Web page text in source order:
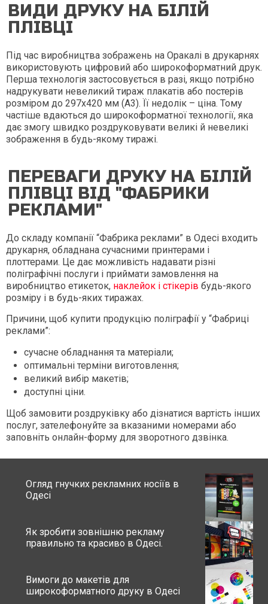
ВИДИ ДРУКУ НА БІЛІЙ
ПЛІВЦІ
Під час виробництва зображень на Оракалі в друкарнях
використовують цифровий або широкоформатний друк.
Перша технологія застосовується в разі, якщо потрібно
надрукувати невеликий тираж плакатів або постерів
розміром до 297х420 мм (A3). Її недолік – ціна. Тому
частіше вдаються до широкоформатної технології, яка
дає змогу швидко роздруковувати великі й невеликі
зображення в будь-якому тиражі.
ПЕРЕВАГИ ДРУКУ НА БІЛІЙ
ПЛІВЦІ ВІД "ФАБРИКИ
РЕКЛАМИ"
До складу компанії “Фабрика реклами” в Одесі входить
друкарня, обладнана сучасними принтерами і
плоттерами. Це дає можливість надавати різні
поліграфічні послуги і приймати замовлення на
виробництво етикеток, наклейок і стікерів будь-якого
розміру і в будь-яких тиражах.
Причини, щоб купити продукцію поліграфії у “Фабриці
реклами”:
сучасне обладнання та матеріали;
оптимальні терміни виготовлення;
великий вибір макетів;
доступні ціни.
Щоб замовити роздруківку або дізнатися вартість інших
послуг, зателефонуйте за вказаними номерами або
заповніть онлайн-форму для зворотного дзвінка.
Огляд гнучких рекламних носіїв в
Одесі
Як зробити зовнішню рекламу
правильно та красиво в Одесі.
Вимоги до макетів для
широкоформатного друку в Одесі